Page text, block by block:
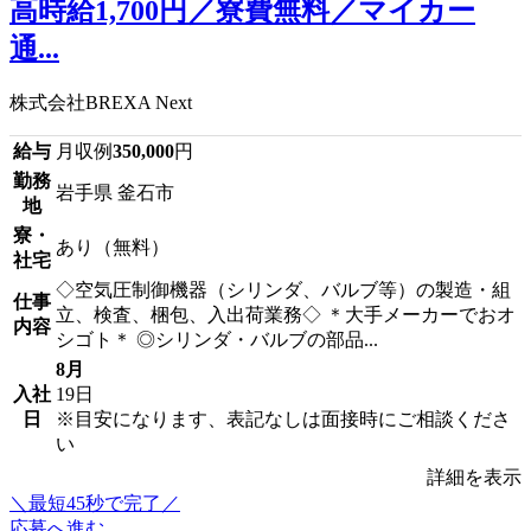
高時給1,700円／寮費無料／マイカー
通...
株式会社BREXA Next
給与 月収例350,000円
勤務
地
岩手県 釜石市
寮・
社宅
あり（無料）
仕事
内容
◇空気圧制御機器（シリンダ、バルブ等）の製造・組
立、検査、梱包、入出荷業務◇ ＊大手メーカーでおオ
シゴト＊ ◎シリンダ・バルブの部品...
入社
日
8月
19日
※目安になります、表記なしは面接時にご相談くださ
い
詳細を表示
＼最短45秒で完了／